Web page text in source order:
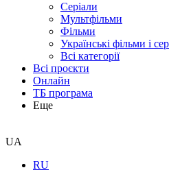
Серіали
Мультфільми
Фільми
Українські фільми і
Всі категорії
Всі проєкти
Онлайн
ТБ програма
Еще
UA
RU